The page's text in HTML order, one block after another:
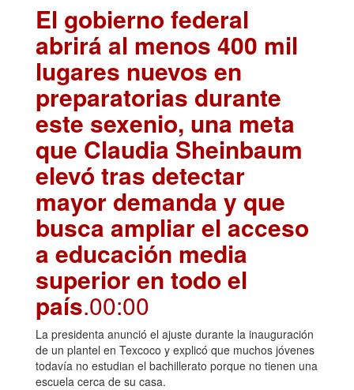
El gobierno federal
abrirá al menos 400 mil
lugares nuevos en
preparatorias durante
este sexenio, una meta
que Claudia Sheinbaum
elevó tras detectar
mayor demanda y que
busca ampliar el acceso
a educación media
superior en todo el
país.00:00
La presidenta anunció el ajuste durante la inauguración
de un plantel en Texcoco y explicó que muchos jóvenes
todavía no estudian el bachillerato porque no tienen una
escuela cerca de su casa.